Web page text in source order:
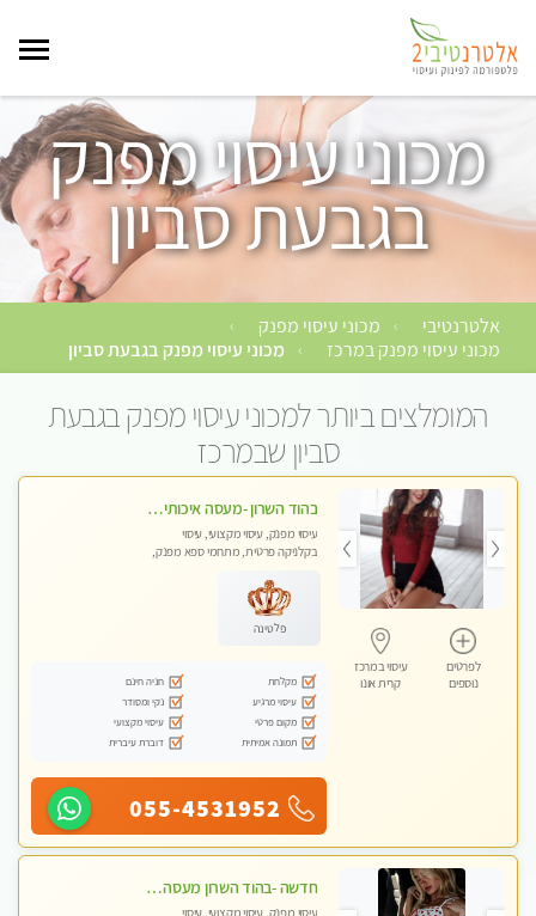
מכוני עיסוי מפנק
בגבעת סביון
אלטרנטיבי › מכוני עיסוי מפנק ›
מכוני עיסוי מפנק במרכז › מכוני עיסוי מפנק בגבעת סביון
המומלצים ביותר למכוני עיסוי מפנק בגבעת
סביון שבמרכז
לפרטים
נוספים
עיסוי במרכז
קרית אונו
בהוד השרון -מעסה איכותית למאסז מקצועי ומפנק לכל שרירי הגוף
עיסוי מפנק, עיסוי מקצועי, עיסוי
בקלניקה פרטית, מתחמי ספא מפנק,
פלטינה
מקלחת
חניה חינם
עיסוי מרגיע
נקי ומסודר
מקום פרטי
עיסוי מקצועי
תמונה אמיתית
דוברת עיברית
055-4531952
חדשה -בהוד השרון מעסה איכותית מפנקת ומקצועית לעיסוי חלומי .....